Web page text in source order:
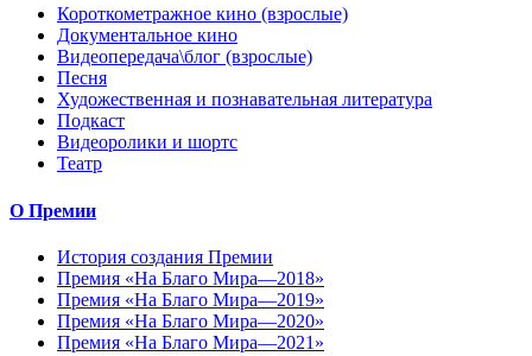
Короткометражное кино (взрослые)
Документальное кино
Видеопередача\блог (взрослые)
Песня
Художественная и познавательная литература
Подкаст
Видеоролики и шортс
Театр
О Премии
История создания Премии
Премия «На Благо Мира—2018»
Премия «На Благо Мира—2019»
Премия «На Благо Мира—2020»
Премия «На Благо Мира—2021»